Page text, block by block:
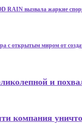
RAIN вызвала жаркие
с открытым миром от
и
компания